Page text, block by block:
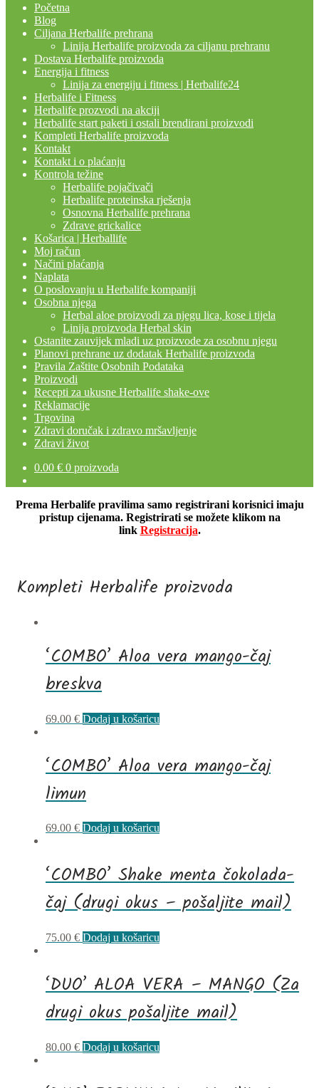
Početna
Blog
Ciljana Herbalife prehrana
Linija Herbalife proizvoda za ciljanu prehranu
Dostava Herbalife proizvoda
Energija i fitness
Linija za energiju i fitness | Herbalife24
Herbalife i Fitness
Herbalife prozvodi na akciji
Herbalife start paketi i ostali brendirani proizvodi
Kompleti Herbalife proizvoda
Kontakt
Kontakt i o plaćanju
Kontrola težine
Herbalife pojačivači
Herbalife proteinska rješenja
Osnovna Herbalife prehrana
Zdrave grickalice
Košarica | Herballife
Moj račun
Načini plaćanja
Naplata
O poslovanju u Herbalife kompaniji
Osobna njega
Herbal aloe proizvodi za njegu lica, kose i tijela
Linija proizvoda Herbal skin
Ostanite zauvijek mladi uz proizvode za osobnu njegu
Planovi prehrane uz dodatak Herbalife proizvoda
Pravila Zaštite Osobnih Podataka
Proizvodi
Recepti za ukusne Herbalife shake-ove
Reklamacije
Trgovina
Zdravi doručak i zdravo mršavljenje
Zdravi život
0.00 € 0 proizvoda
Prema Herbalife pravilima samo registrirani korisnici imaju
pristup cijenama. Registrirati se možete klikom na
link Registracija.
Kompleti Herbalife proizvoda
‘COMBO’ Aloa vera mango-čaj
breskva
69.00 € Dodaj u košaricu
‘COMBO’ Aloa vera mango-čaj
limun
69.00 € Dodaj u košaricu
‘COMBO’ Shake menta čokolada-
čaj (drugi okus – pošaljite mail)
75.00 € Dodaj u košaricu
‘DUO’ ALOA VERA – MANGO (Za
drugi okus pošaljite mail)
80.00 € Dodaj u košaricu